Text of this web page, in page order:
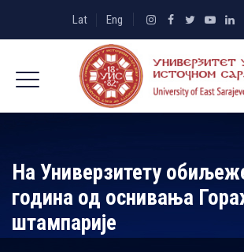
Lat Eng
На Универзитету
година од оснивања
штампарије